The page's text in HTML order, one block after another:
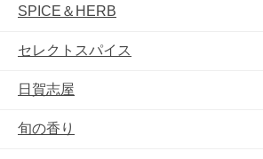
SPICE＆HERB
セレクトスパイス
日賀志屋
旬の香り